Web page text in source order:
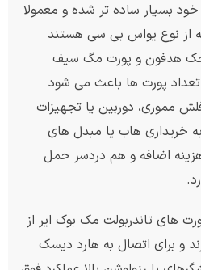
بسیار ساده تر شده و معمولا
از نوع یواس بی سی هستند
جک هدفون و پورت مگ سیف
پورت ها باعث می شود
مموری، دوربین یا تجهیزات
خریداری هاب یا مبدل های
اضافه و هم دردسر حمل
های تاندربولت مک بوک ایر از
و برای اتصال به هارد دیسک